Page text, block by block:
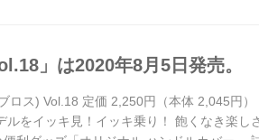
」は2020年8月5日発売。
ロス) Vol.18 定価 2,250円（本体 2,045円
ルをイッキ見！イッキ乗り！ 飽くなき楽し